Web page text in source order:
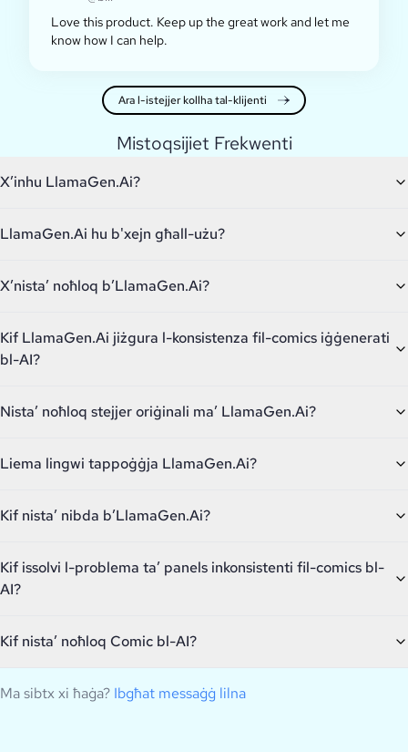
Love this product. Keep up the great work and let me
know how I can help.
Ara l-istejjer kollha tal-klijenti
Mistoqsijiet Frekwenti
X’inhu LlamaGen.Ai?
LlamaGen.Ai hu b'xejn għall-użu?
X’nista’ noħloq b’LlamaGen.Ai?
Kif LlamaGen.Ai jiżgura l-konsistenza fil-comics iġġenerati
bl-AI?
Nista’ noħloq stejjer oriġinali ma’ LlamaGen.Ai?
Liema lingwi tappoġġja LlamaGen.Ai?
Kif nista’ nibda b’LlamaGen.Ai?
Kif issolvi l-problema ta’ panels inkonsistenti fil-comics bl-
AI?
Kif nista’ noħloq Comic bl-AI?
Ma sibtx xi ħaġa? Ibgħat messaġġ lilna